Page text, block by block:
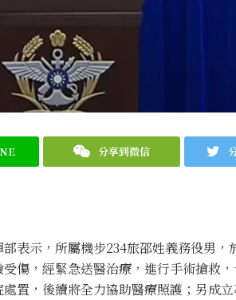
分享到微信
表示，所屬機步234旅邵姓義務役男，
傷，經緊急送醫治療，進行手術搶救
置，後續將全力協助醫療照護；另成